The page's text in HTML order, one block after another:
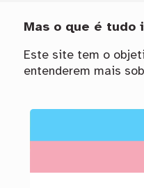
Mas o que é tudo
Este site tem o
entenderem mais